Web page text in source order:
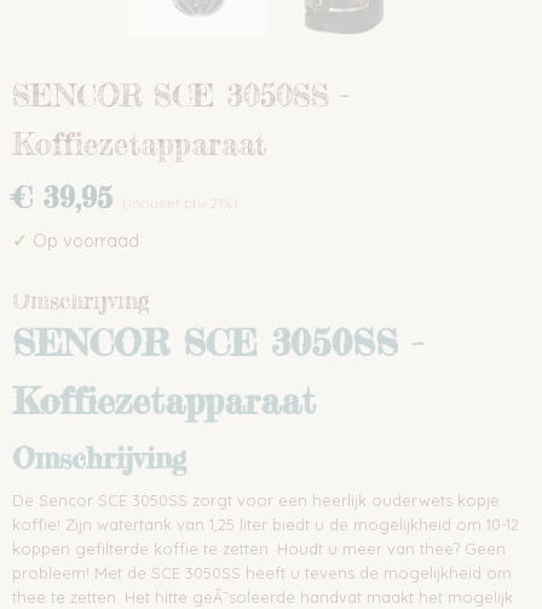
SENCOR SCE 3050SS -
Koffiezetapparaat
€ 39,95 (inclusief btw 21%)
✓ Op voorraad
Omschrijving
SENCOR SCE 3050SS -
Koffiezetapparaat
Omschrijving
De Sencor SCE 3050SS zorgt voor een heerlijk ouderwets kopje
koffie! Zijn watertank van 1,25 liter biedt u de mogelijkheid om 10-12
koppen gefilterde koffie te zetten. Houdt u meer van thee? Geen
probleem! Met de SCE 3050SS heeft u tevens de mogelijkheid om
thee te zetten. Het hitte geÃ¯soleerde handvat maakt het mogelijk